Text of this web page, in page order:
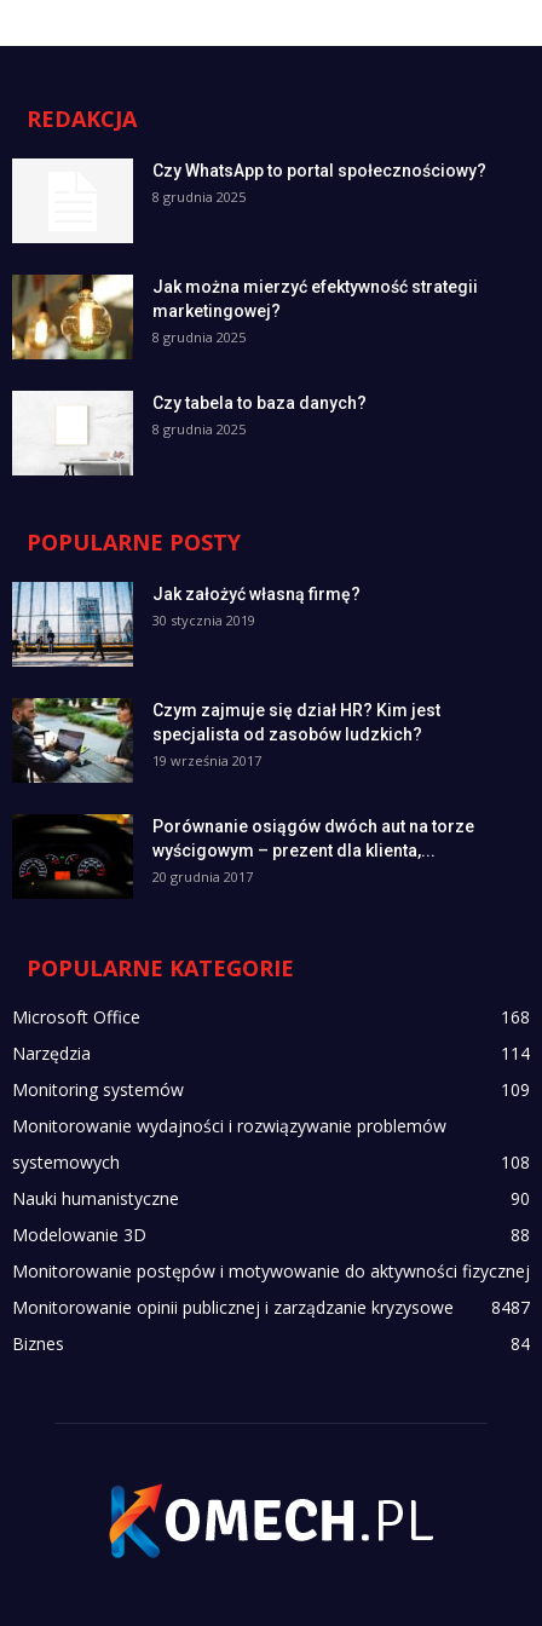
REDAKCJA
Czy WhatsApp to portal społecznościowy?
8 grudnia 2025
Jak można mierzyć efektywność strategii
marketingowej?
8 grudnia 2025
Czy tabela to baza danych?
8 grudnia 2025
POPULARNE POSTY
Jak założyć własną firmę?
30 stycznia 2019
Czym zajmuje się dział HR? Kim jest
specjalista od zasobów ludzkich?
19 września 2017
Porównanie osiągów dwóch aut na torze
wyścigowym – prezent dla klienta,...
20 grudnia 2017
POPULARNE KATEGORIE
Microsoft Office
168
Narzędzia
114
Monitoring systemów
109
Monitorowanie wydajności i rozwiązywanie problemów
systemowych
108
Nauki humanistyczne
90
Modelowanie 3D
88
Monitorowanie postępów i motywowanie do aktywności fizycznej
87
Monitorowanie opinii publicznej i zarządzanie kryzysowe
84
Biznes
84